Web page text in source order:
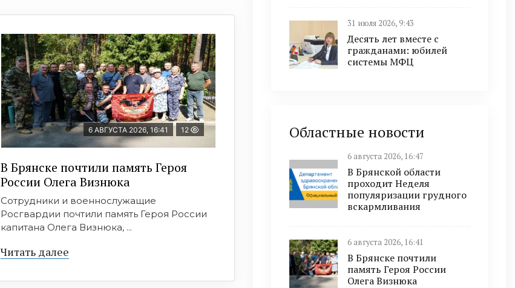
6 АВГУСТА 2026, 16:41 12
В Брянске почтили память Героя
России Олега Визнюка
Сотрудники и военнослужащие
Росгвардии почтили память Героя России
капитана Олега Визнюка, ...
Читать далее
31 июля 2026, 9:43
Десять лет вместе с
гражданами: юбилей
системы МФЦ
Областные новости
6 августа 2026, 16:47
В Брянской области
проходит Неделя
популяризации грудного
вскармливания
6 августа 2026, 16:41
В Брянске почтили
память Героя России
Олега Визнюка